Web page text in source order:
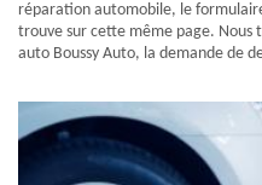
réparation automobile, le
trouve sur cette même page. Nous
auto Boussy Auto, la demande de